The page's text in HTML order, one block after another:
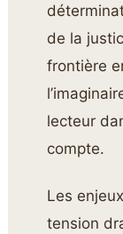
de la
frontière
lecteur
compte.
Les
tension